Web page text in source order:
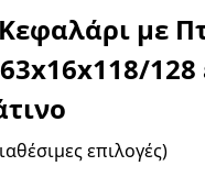
με
128
επιλογές)